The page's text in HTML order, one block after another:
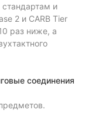
стандартам и
2 и CARB Tier
раз ниже, а
соединения